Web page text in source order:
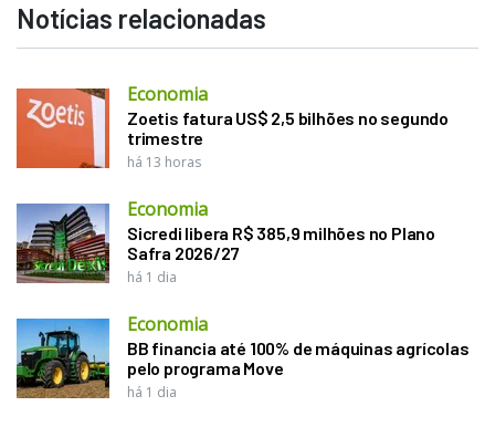
Notícias relacionadas
Economia
Zoetis fatura US$ 2,5 bilhões no segundo
trimestre
há 13 horas
Economia
Sicredi libera R$ 385,9 milhões no Plano
Safra 2026/27
há 1 dia
Economia
BB financia até 100% de máquinas agrícolas
pelo programa Move
há 1 dia